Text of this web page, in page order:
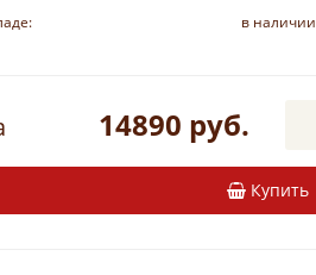
в наличии
14890 руб.
Купить